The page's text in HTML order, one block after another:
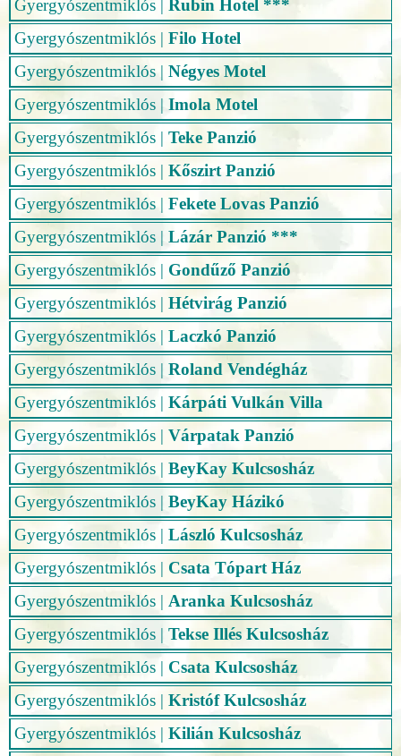
Gyergyószentmiklós
Rubin Hotel ***
Gyergyószentmiklós | Filo Hotel
Gyergyószentmiklós | Négyes Motel
Gyergyószentmiklós | Imola Motel
Gyergyószentmiklós | Teke Panzió
Gyergyószentmiklós | Kőszirt Panzió
Gyergyószentmiklós | Fekete Lovas Panzió
Gyergyószentmiklós | Lázár Panzió ***
Gyergyószentmiklós | Gondűző Panzió
Gyergyószentmiklós | Hétvirág Panzió
Gyergyószentmiklós | Laczkó Panzió
Gyergyószentmiklós | Roland Vendégház
Gyergyószentmiklós | Kárpáti Vulkán Villa
Gyergyószentmiklós | Várpatak Panzió
Gyergyószentmiklós | BeyKay Kulcsosház
Gyergyószentmiklós | BeyKay Házikó
Gyergyószentmiklós | László Kulcsosház
Gyergyószentmiklós | Csata Tópart Ház
Gyergyószentmiklós | Aranka Kulcsosház
Gyergyószentmiklós | Tekse Illés Kulcsosház
Gyergyószentmiklós | Csata Kulcsosház
Gyergyószentmiklós | Kristóf Kulcsosház
Gyergyószentmiklós | Kilián Kulcsosház